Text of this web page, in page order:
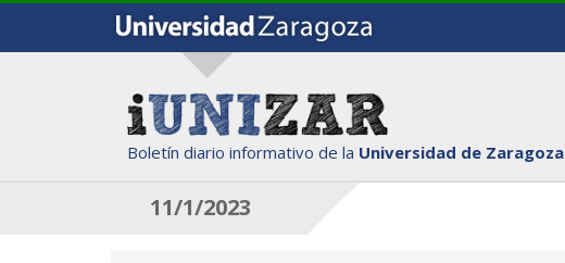
Boletín diario informativo de la Universidad de Zaragoza
11/1/2023